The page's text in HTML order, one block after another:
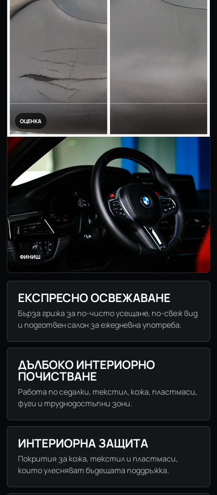
ОЦЕНКА
ФИНИШ
ЕКСПРЕСНО ОСВЕЖАВАНЕ
Бърза грижа за по-чисто усещане, по-свеж вид
и подготвен салон за ежедневна употреба.
ДЪЛБОКО ИНТЕРИОРНО
ПОЧИСТВАНЕ
Работа по седалки, текстил, кожа, пластмаси,
фуги и труднодостъпни зони.
ИНТЕРИОРНА ЗАЩИТА
Покрития за кожа, текстил и пластмаси,
които улесняват бъдещата поддръжка.